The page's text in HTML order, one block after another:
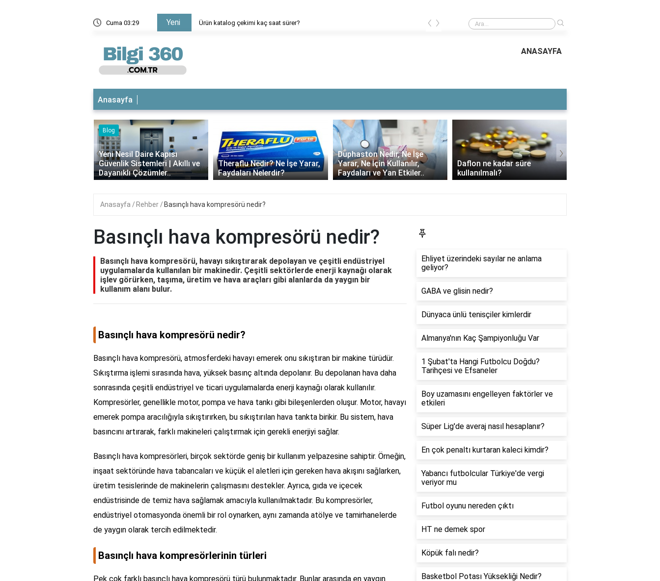
Cuma 03:29 Yeni Rüyada Banka Hesabına Yüklü Para Gelmesi Rüyada Banka Hesabına Yüklü Para Gelmesi
‹ ›
ANASAYFA
Anasayfa
Blog
Yeni Nesil Daire Kapısı
Güvenlik Sistemleri | Akıllı ve
Dayanıklı Çözümler..
Theraflu Nedir? Ne İşe Yarar,
Faydaları Nelerdir?
Duphaston Nedir, Ne İşe
Yarar, Ne İçin Kullanılır,
Faydaları ve Yan Etkiler..
Daflon ne kadar süre
kullanılmalı?
‹ ›
Anasayfa Rehber Basınçlı hava kompresörü nedir?
Basınçlı hava kompresörü nedir?
Basınçlı hava kompresörü, havayı sıkıştırarak depolayan ve çeşitli endüstriyel
uygulamalarda kullanılan bir makinedir. Çeşitli sektörlerde enerji kaynağı olarak
işlev görürken, taşıma, üretim ve hava araçları gibi alanlarda da yaygın bir
kullanım alanı bulur.
Basınçlı hava kompresörü nedir?
Basınçlı hava kompresörü, atmosferdeki havayı emerek onu sıkıştıran bir makine türüdür.
Sıkıştırma işlemi sırasında hava, yüksek basınç altında depolanır. Bu depolanan hava daha
sonrasında çeşitli endüstriyel ve ticari uygulamalarda enerji kaynağı olarak kullanılır.
Kompresörler, genellikle motor, pompa ve hava tankı gibi bileşenlerden oluşur. Motor, havayı
emerek pompa aracılığıyla sıkıştırırken, bu sıkıştırılan hava tankta birikir. Bu sistem, hava
basıncını artırarak, farklı makineleri çalıştırmak için gerekli enerjiyi sağlar.
Basınçlı hava kompresörleri, birçok sektörde geniş bir kullanım yelpazesine sahiptir. Örneğin,
inşaat sektöründe hava tabancaları ve küçük el aletleri için gereken hava akışını sağlarken,
üretim tesislerinde de makinelerin çalışmasını destekler. Ayrıca, gıda ve içecek
endüstrisinde de temiz hava sağlamak amacıyla kullanılmaktadır. Bu kompresörler,
endüstriyel otomasyonda önemli bir rol oynarken, aynı zamanda atölye ve tamirhanelerde
de yaygın olarak tercih edilmektedir.
Basınçlı hava kompresörlerinin türleri
Pek çok farklı basınçlı hava kompresörü türü bulunmaktadır. Bunlar arasında en yaygın
Ehliyet üzerindeki sayılar ne anlama
geliyor?
GABA ve glisin nedir?
Dünyaca ünlü tenisçiler kimlerdir
Almanya'nın Kaç Şampiyonluğu Var
1 Şubat'ta Hangi Futbolcu Doğdu?
Tarihçesi ve Efsaneler
Boy uzamasını engelleyen faktörler ve
etkileri
Süper Lig'de averaj nasıl hesaplanır?
En çok penaltı kurtaran kaleci kimdir?
Yabancı futbolcular Türkiye'de vergi
veriyor mu
Futbol oyunu nereden çıktı
HT ne demek spor
Köpük falı nedir?
Basketbol Potası Yüksekliği Nedir?